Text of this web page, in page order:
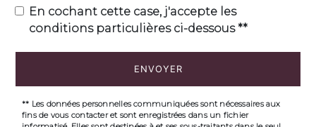
En cochant cette case, j'accepte les
conditions particulières ci-dessous **
ENVOYER
** Les données personnelles communiquées sont nécessaires aux
fins de vous contacter et sont enregistrées dans un fichier